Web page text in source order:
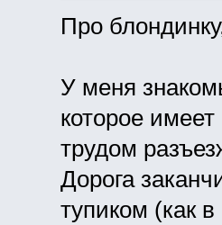
Про
У меня
которое
трудом
Дорога
тупиком (как